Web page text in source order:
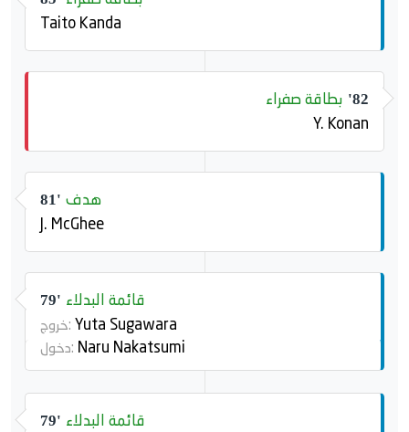
Taito Kanda
82' بطاقة صفراء
Y. Konan
81' هدف
J. McGhee
79' قائمة البدلاء
خروج: Yuta Sugawara
دخول: Naru Nakatsumi
79' قائمة البدلاء